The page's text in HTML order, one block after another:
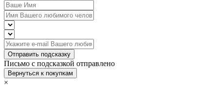
Отправить подсказку
Письмо с подсказкой отправлено
Вернуться к покупкам
×